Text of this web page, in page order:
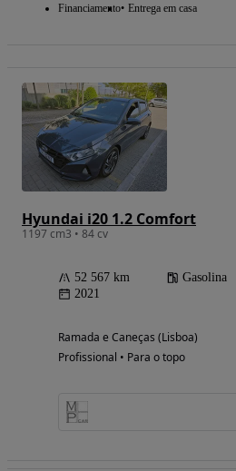
Financiamento Entrega em casa
Hyundai i20 1.2 Comfort
1197 cm3 • 84 cv
52 567 km Gasolina
2021
Ramada e Caneças (Lisboa)
Profissional • Para o topo